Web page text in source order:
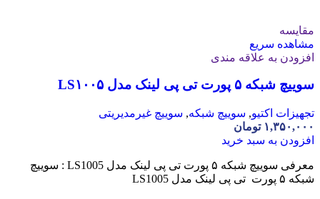
مقایسه
مشاهده سریع
افزودن به علاقه مندی
سوییچ شبکه ۵ پورت تی پی لینک مدل LS۱۰۰۵
تجهیزات اکتیو, سوییچ شبکه, سوییچ غیرمدیریتی
۱,۳۵۰,۰۰۰ تومان
افزودن به سبد خرید
معرفی سوییچ شبکه ۵ پورت تی پی لینک مدل LS1005 : سوییچ
شبکه ۵ پورت تی پی لینک مدل LS1005